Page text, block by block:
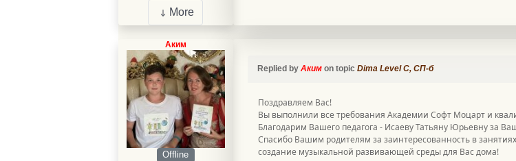
More
Аким
Offline
Replied by Акимon topic Dima Level С, СП-б
Поздравляем Вас!
Вы выполнили все требования Академии Софт Моцарт и
Благодарим Вашего педагога - Исаеву Татьяну Юрьевну за
Спасибо Вашим родителям за заинтересованность в
создание музыкальной развивающей среды для Вас дома!